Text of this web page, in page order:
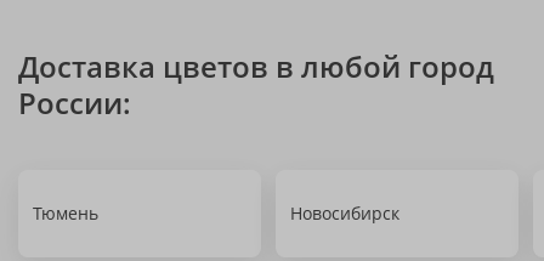
Доставка цветов в любой город
России:
Тюмень Новосибирск